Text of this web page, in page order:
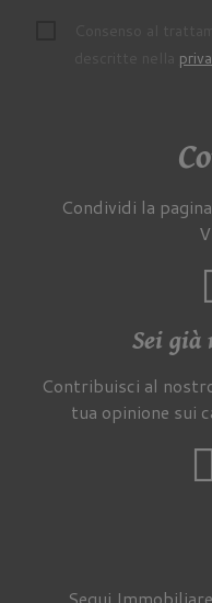
Condividi la
Sei già
Contribuisci al
tua opinione sui